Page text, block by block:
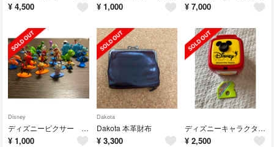
¥ 4,500 ¥ 1,000 ¥ 7,000
Disney
ディズニーピクサー フィギュア
¥ 1,000
Dakota
Dakota 本革財布
¥ 3,300
ディズニーキャラクターズ天井いっぱい！おやすみホームシアター
¥ 2,500